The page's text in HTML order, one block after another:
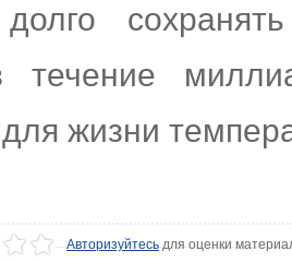
долго
течение
жизни
Авторизуйтесьдля оценки